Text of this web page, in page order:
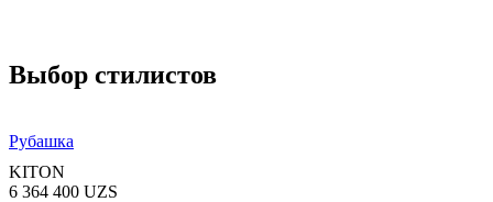
Выбор стилистов
Рубашка
KITON
6 364 400 UZS